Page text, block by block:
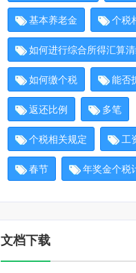
基本养老金 个税
如何进行综合所得汇算
如何缴个税 能否
返还比例 多笔
个税相关规定 工
春节 年奖金个税
文档下载